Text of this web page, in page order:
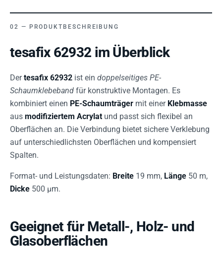
PRODUKTBESCHREIBUNG
tesafix 62932 im Überblick
Dertesafix 62932 ist ein doppelseitiges PE-
Schaumklebeband für konstruktive Montagen. Es
kombiniert einen PE-Schaumträger mit einer Klebmasse
aus modifiziertem Acrylat und passt sich flexibel an
Oberflächen an. Die Verbindung bietet sichere Verklebung
auf unterschiedlichsten Oberflächen und kompensiert
Spalten.
Format- und Leistungsdaten: Breite 19 mm, Länge 50 m,
Dicke 500 µm.
Geeignet für Metall-, Holz- und
Glasoberflächen